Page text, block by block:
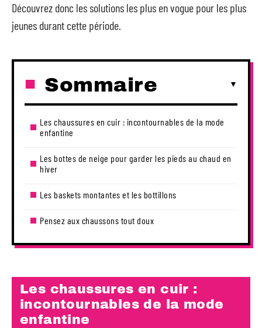
Découvrez donc les solutions les plus en vogue pour les plus
jeunes durant cette période.
Sommaire
Les chaussures en cuir : incontournables de la mode
enfantine
Les bottes de neige pour garder les pieds au chaud en
hiver
Les baskets montantes et les bottillons
Pensez aux chaussons tout doux
Les chaussures en cuir :
incontournables de la mode
enfantine